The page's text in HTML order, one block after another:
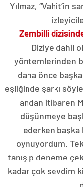
Yılmaz, “Vahit’in
Zembilli
Diziye dahil
yöntemlerinden
daha önce
eşliğinde şarkı
andan itibaren
düşünmeye
ederken başka
oynuyordum.
tanışıp deneme
kadar çok sevdim